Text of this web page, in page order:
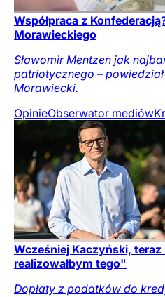
Współpraca z
Morawieckiego
Sławomir Mentzen jak
patriotycznego –
Morawiecki.
OpinieObserwator mediów
Wcześniej Kaczyński,
realizowałbym tego"
Dopłaty z podatków do